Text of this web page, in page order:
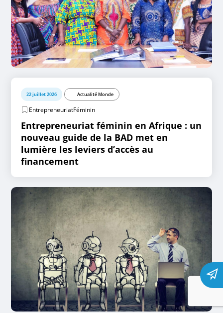
22 juillet 2026 Actualité Monde
EntrepreneuriatFéminin
Entrepreneuriat féminin en Afrique : un
nouveau guide de la BAD met en
lumière les leviers d’accès au
financement